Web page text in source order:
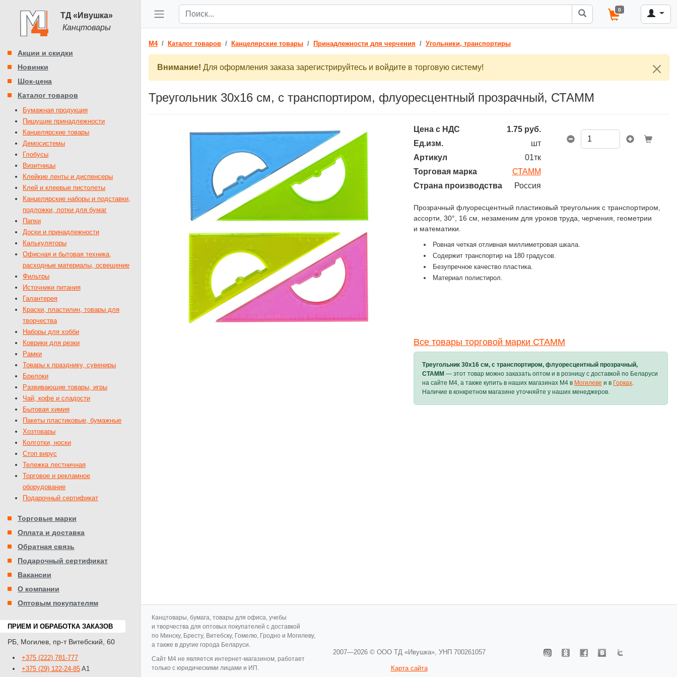
ТД «Ивушка»
Канцтовары
Акции и скидки
Новинки
Шок-цена
Каталог товаров
Бумажная продукция
Пишущие принадлежности
Канцелярские товары
Демосистемы
Глобусы
Визитницы
Клейкие ленты и диспенсеры
Клей и клеевые пистолеты
Канцелярские наборы и подставки,
подложки, лотки для бумаг
Папки
Доски и принадлежности
Калькуляторы
Офисная и бытовая техника,
расходные материалы, освещение
Фильтры
Источники питания
Галантерея
Краски, пластилин, товары для
творчества
Наборы для хобби
Коврики для резки
Рамки
Товары к празднику, сувениры
Брелоки
Развивающие товары, игры
Чай, кофе и сладости
Бытовая химия
Пакеты пластиковые, бумажные
Хозтовары
Колготки, носки
Стоп вирус
Тележка лестничная
Торговое и рекламное
оборудование
Подарочный сертификат
Торговые марки
Оплата и доставка
Обратная связь
Подарочный сертификат
Вакансии
О компании
Оптовым покупателям
ПРИЕМ И ОБРАБОТКА ЗАКАЗОВ
РБ Могилев пр-т Витебский, 60
+375 (222) 781-777
+375 (29) 122-24-85 A1
0
M4 Каталог товаров Канцелярские товары Принадлежности для черчения Угольники, транспортиры
Внимание! Для оформления заказа зарегистрируйтесь и войдите в торговую систему!
Треугольник 30х16 см, с транспортиром, флуоресцентный прозрачный, СТАММ
Цена с НДС 1.75руб.
Ед.изм.
шт
Артикул
01тк
Торговая марка
СТАММ
Страна производства
Россия
Прозрачный флуоресцентный пластиковый треугольник с транспортиром,
ассорти, 30°, 16 см, незаменим для уроков труда, черчения, геометрии
и математики.
Ровная четкая отливная миллиметровая шкала.
Содержит транспортир на 180 градусов.
Безупречное качество пластика.
Материал полистирол.
Все товары торговой марки СТАММ
Треугольник 30х16 см, с транспортиром, флуоресцентный прозрачный,
СТАММ — этот товар можно заказать оптом и в розницу с доставкой по Беларуси
на сайте M4, а также купить в наших магазинах M4 в Могилеве и в Горках.
Наличие в конкретном магазине уточняйте у наших менеджеров.
Канцтовары, бумага, товары для офиса, учебы
и творчества для оптовых покупателей с доставкой
по Минску, Бресту, Витебску, Гомелю, Гродно и Могилеву,
а также в другие города Беларуси.
Cайт M4 не является интернет-магазином, работает
только с юридическими лицами и ИП.
2007—2026 © ООО ТД «Ивушка», УНП 700261057
Карта сайта